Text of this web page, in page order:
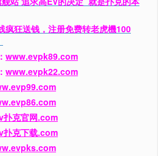
疯狂送钱，注册免费转老虎機100
www.evpk89.com
www.evpk22.com
扑克官网.com
扑克下载.com